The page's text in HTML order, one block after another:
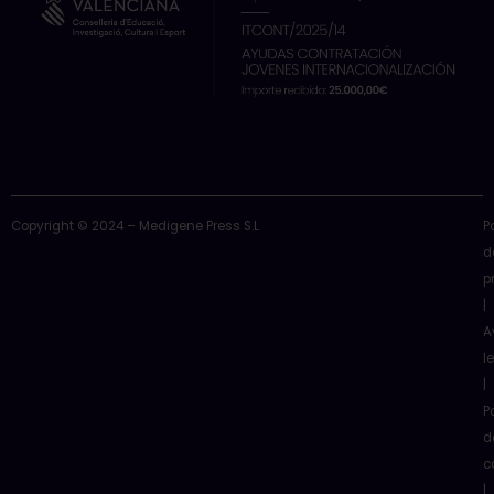
Copyright © 2024 – Medigene Press S.L
|
|
|